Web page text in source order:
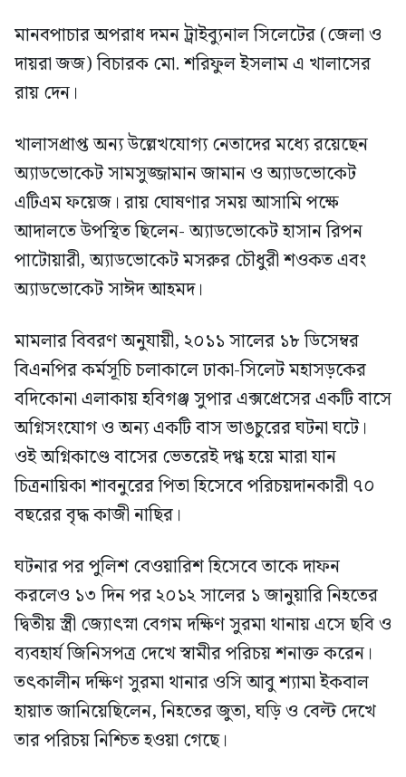
মানবপাচার অপরাধ দমন ট্রাইব্যুনাল সিলেটের (জেলা ও
দায়রা জজ) বিচারক মো. শরিফুল ইসলাম এ খালাসের
রায় দেন।
খালাসপ্রাপ্ত অন্য উল্লেখযোগ্য নেতাদের মধ্যে রয়েছেন
অ্যাডভোকেট সামসুজ্জামান জামান ও অ্যাডভোকেট
এটিএম ফয়েজ। রায় ঘোষণার সময় আসামি পক্ষে
আদালতে উপস্থিত ছিলেন- অ্যাডভোকেট হাসান রিপন
পাটোয়ারী, অ্যাডভোকেট মসরুর চৌধুরী শওকত এবং
অ্যাডভোকেট সাঈদ আহমদ।
মামলার বিবরণ অনুযায়ী, ২০১১ সালের ১৮ ডিসেম্বর
বিএনপির কর্মসূচি চলাকালে ঢাকা-সিলেট মহাসড়কের
বদিকোনা এলাকায় হবিগঞ্জ সুপার এক্সপ্রেসের একটি বাসে
অগ্নিসংযোগ ও অন্য একটি বাস ভাঙচুরের ঘটনা ঘটে।
ওই অগ্নিকাণ্ডে বাসের ভেতরেই দগ্ধ হয়ে মারা যান
চিত্রনায়িকা শাবনুরের পিতা হিসেবে পরিচয়দানকারী ৭০
বছরের বৃদ্ধ কাজী নাছির।
ঘটনার পর পুলিশ বেওয়ারিশ হিসেবে তাকে দাফন
করলেও ১৩ দিন পর ২০১২ সালের ১ জানুয়ারি নিহতের
দ্বিতীয় স্ত্রী জ্যোৎস্না বেগম দক্ষিণ সুরমা থানায় এসে ছবি ও
ব্যবহার্য জিনিসপত্র দেখে স্বামীর পরিচয় শনাক্ত করেন।
তৎকালীন দক্ষিণ সুরমা থানার ওসি আবু শ্যামা ইকবাল
হায়াত জানিয়েছিলেন, নিহতের জুতা, ঘড়ি ও বেল্ট দেখে
তার পরিচয় নিশ্চিত হওয়া গেছে।